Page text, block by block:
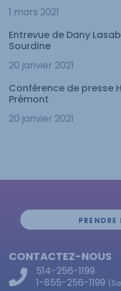
1 mars 2021
Entrevue de Dany
Sourdine
20 janvier 2021
Conférence de presse
Prémont
20 janvier 2021
CONTACTEZ-NOUS
514-256-1199
1-855-256-1199